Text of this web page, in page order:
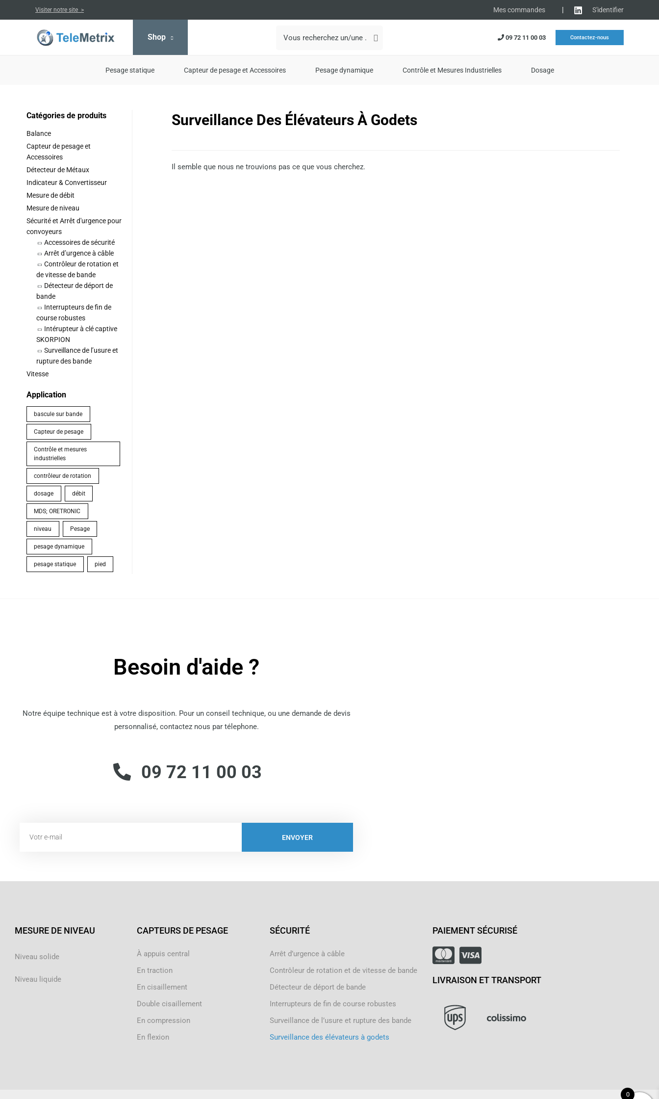
au
Visiter notre site > Mes commandes | S'identifier
Shop
for:
09 72 11 00 03 Contactez-nous
Pesage statique Capteur de pesage et Accessoires Pesage dynamique Contrôle et Mesures Industrielles Dosage
Catégories de produits
Balance
Capteur de pesage et
Accessoires
Détecteur de Métaux
Indicateur & Convertisseur
Mesure de débit
Mesure de niveau
Sécurité et Arrêt d'urgence pour
convoyeurs
Accessoires de sécurité
Arrêt d’urgence à câble
Contrôleur de rotation et
de vitesse de bande
Détecteur de déport de
bande
Interrupteurs de fin de
course robustes
Intérupteur à clé captive
SKORPION
Surveillance de l’usure et
rupture des bande
Vitesse
Application
bascule sur bande
Capteur de pesage
Contrôle et mesures
industrielles
contrôleur de rotation
dosage débit
MDS; ORETRONIC
niveau Pesage
pesage dynamique
pesage statique pied
Surveillance Des Élévateurs À Godets
Il semble que nous ne trouvions pas ce que vous cherchez.
Besoin d'aide ?
Notre équipe technique est à votre disposition. Pour un conseil technique, ou une demande de devis
personnalisé, contactez nous par télephone.
09 72 11 00 03
ENVOYER
MESURE DE NIVEAU
Niveau solide
Niveau liquide
CAPTEURS DE PESAGE
À appuis central
En traction
En cisaillement
Double cisaillement
En compression
En flexion
SÉCURITÉ
Arrêt d’urgence à câble
Contrôleur de rotation et de vitesse de bande
Détecteur de déport de bande
Interrupteurs de fin de course robustes
Surveillance de l’usure et rupture des bande
Surveillance des élévateurs à godets
PAIEMENT SÉCURISÉ
LIVRAISON ET TRANSPORT
0